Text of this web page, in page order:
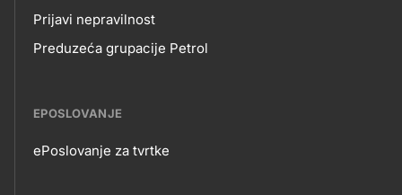
Prijavi nepravilnost
Preduzeća grupacije Petrol
EPOSLOVANJE
ePoslovanje za tvrtke